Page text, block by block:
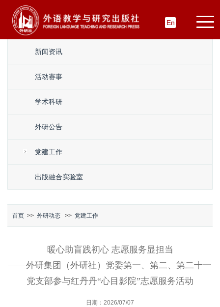
En
新闻资讯
活动赛事
学术科研
外研公告
党建工作
出版融合实验室
首页 >> 外研动态 >> 党建工作
暖心助盲践初心 志愿服务显担当
——外研集团（外研社）党委第一、第二、第二十一
党支部参与红丹丹“心目影院”志愿服务活动
日期：2026/07/07